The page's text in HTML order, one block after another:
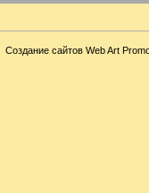
Создание сайтов Web Art